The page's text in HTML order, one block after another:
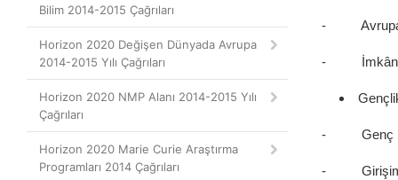
Bilim 2014-2015 Çağrıları
Horizon 2020 Değişen Dünyada Avrupa
2014-2015 Yılı Çağrıları
Horizon 2020 NMP Alanı 2014-2015 Yılı
Çağrıları
Horizon 2020 Marie Curie Araştırma
Programları 2014 Çağrıları
- Avrupa
- İmkânları
- Genç
- Girişim